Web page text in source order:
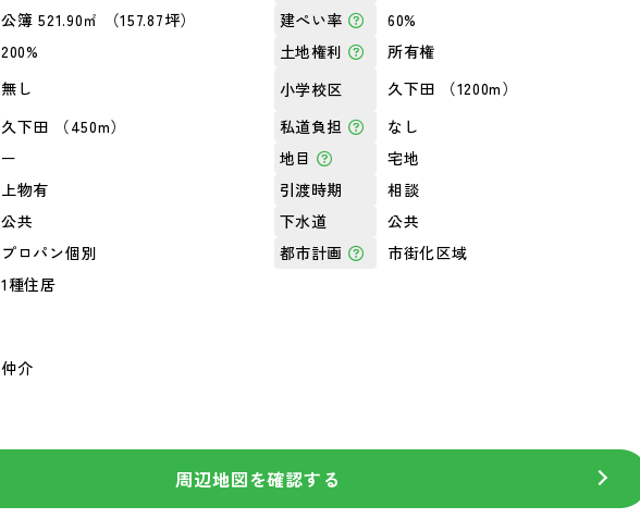
公簿 521.90㎡ （157.87坪） 建ぺい率
60%
200% 土地権利
所有権
無し 小学校区
久下田 （1200m）
久下田 （450m） 私道負担
なし
ー 地目
宅地
上物有 引渡時期
相談
公共 下水道
公共
プロパン個別 都市計画
市街化区域
1種住居
仲介
周辺地図を確認する